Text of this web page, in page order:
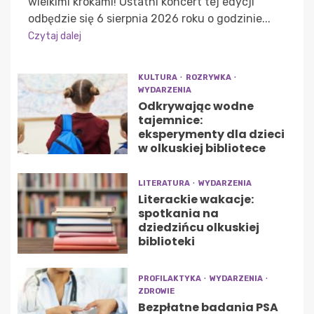
odbędzie się 6 sierpnia 2026 roku o godzinie...
Czytaj dalej
KULTURA
ROZRYWKA
WYDARZENIA
Odkrywając wodne
tajemnice:
eksperymenty dla dzieci
w olkuskiej bibliotece
LITERATURA WYDARZENIA
Literackie wakacje:
spotkania na
dziedzińcu olkuskiej
biblioteki
PROFILAKTYKA
WYDARZENIA
ZDROWIE
Bezpłatne badania PSA